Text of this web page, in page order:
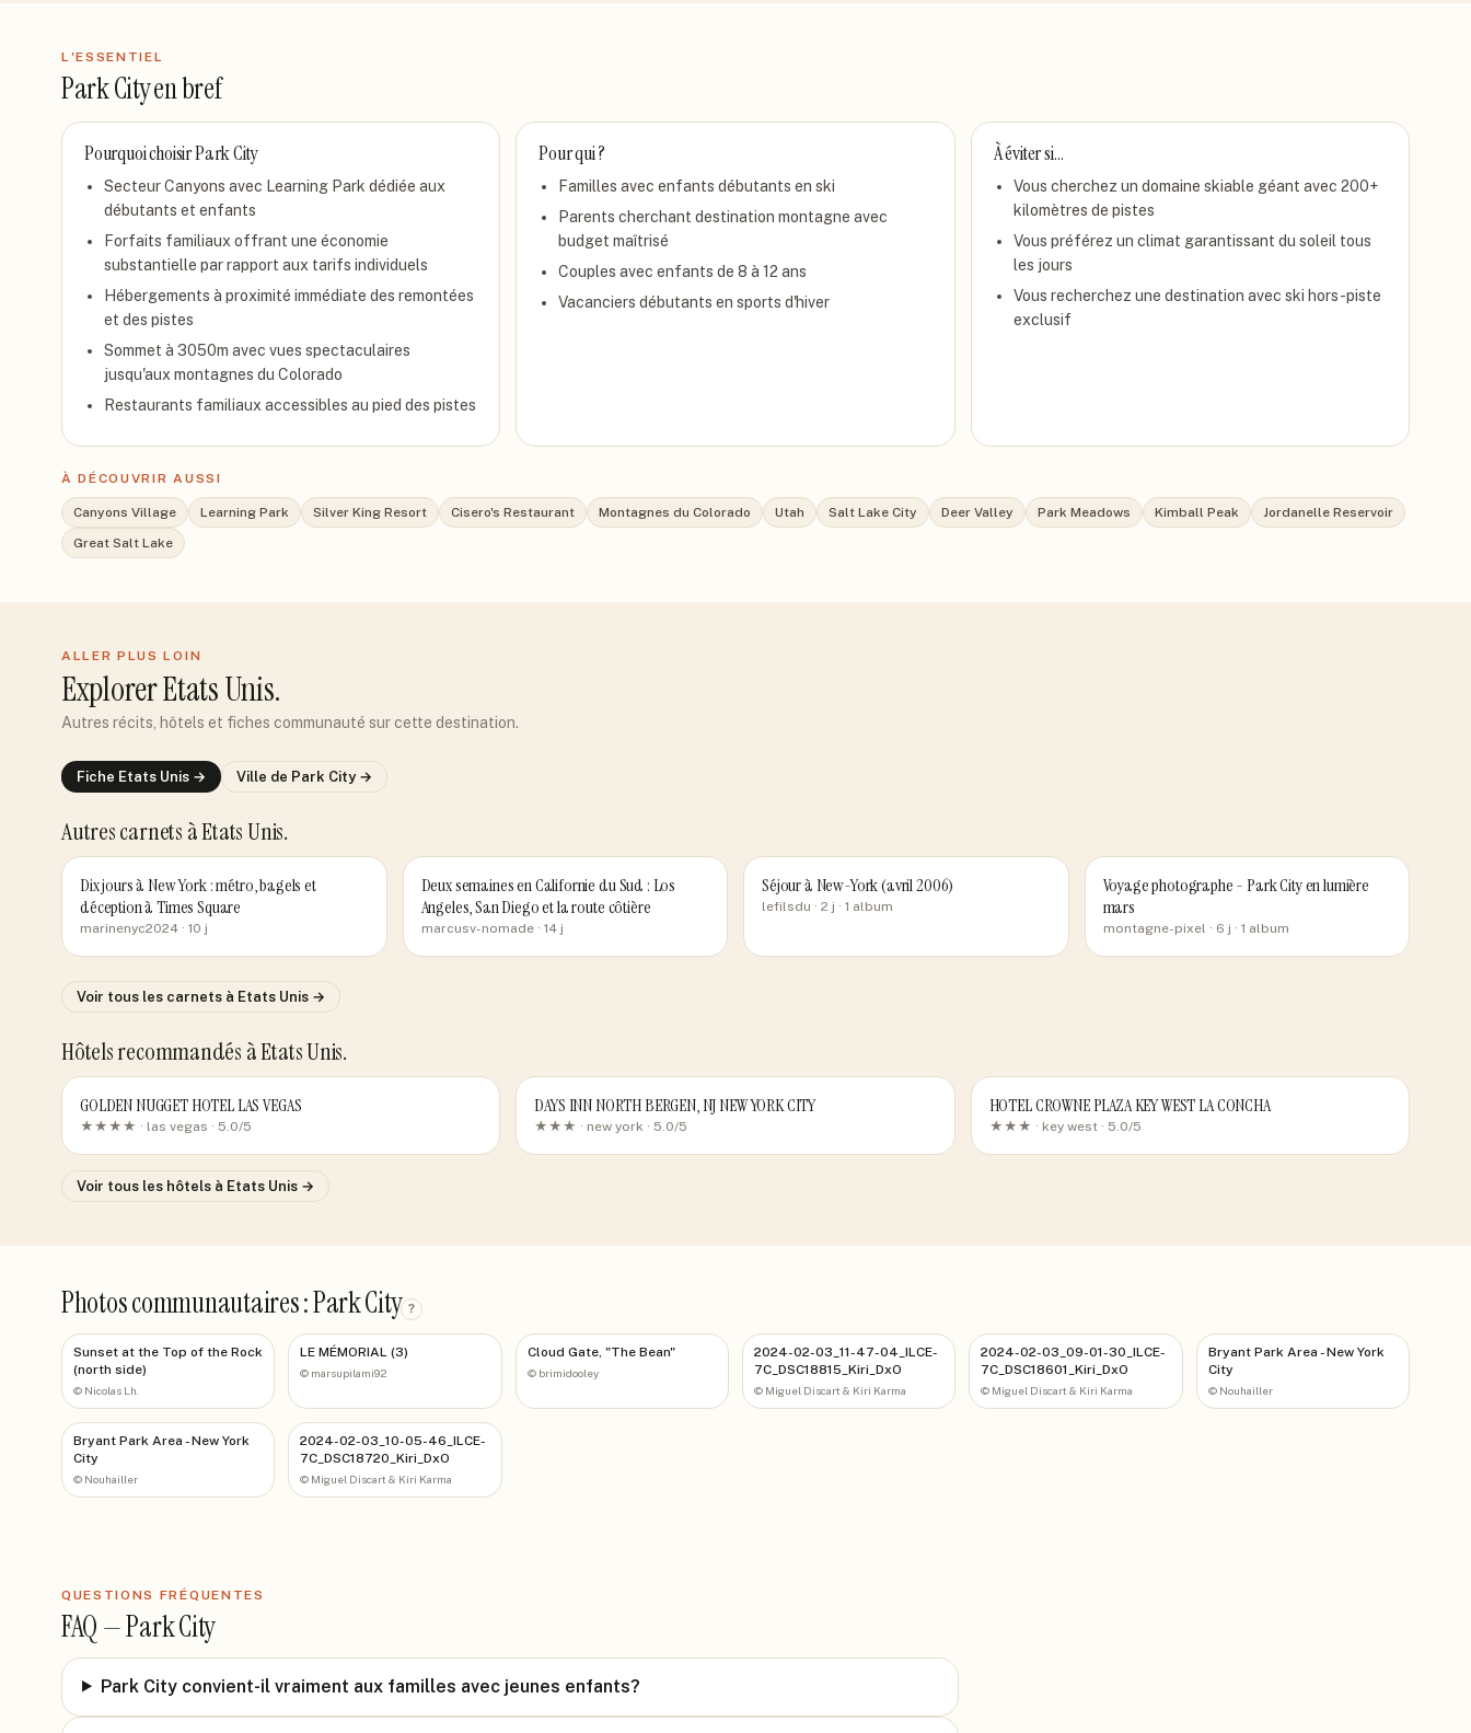
L'ESSENTIEL
Park Cityen bref
Pourquoi choisirPark City
Secteur Canyons avec Learning Park dédiée aux
débutants et enfants
Forfaits familiaux offrant une économie
substantielle par rapport aux tarifs individuels
Hébergements à proximité immédiate des remontées
et des pistes
Sommet à 3050m avec vues spectaculaires
jusqu'aux montagnes du Colorado
Restaurants familiaux accessibles au pied des pistes
Pour qui ?
Familles avec enfants débutants en ski
Parents cherchant destination montagne avec
budget maîtrisé
Couples avec enfants de 8 à 12 ans
Vacanciers débutants en sports d'hiver
À éviter si…
Vous cherchez un domaine skiable géant avec 200+
kilomètres de pistes
Vous préférez un climat garantissant du soleil tous
les jours
Vous recherchez une destination avec ski hors-piste
exclusif
À DÉCOUVRIR AUSSI
Canyons Village Learning Park Silver King Resort Cisero's Restaurant Montagnes du Colorado Utah Salt Lake City Deer Valley Park Meadows Kimball Peak
Jordanelle Reservoir
Great Salt Lake
ALLER PLUS LOIN
ExplorerEtats Unis.
Autres récits, hôtels et fiches communauté sur cette destination.
Fiche Etats Unis → Ville de Park City→
Autres carnets à Etats Unis.
Dix jours à New York : métro, bagels et
déception à Times Square
marinenyc2024 · 10 j
Deux semaines en Californie du Sud : Los
Angeles, San Diego et la route côtière
marcusv-nomade· 14 j
Séjour à New-York (avril 2006)
lefilsdu · 2 j · 1 album
Voyage photographe - Park City en lumière
mars
montagne-pixel · 6 j · 1 album
Voir tous les carnets à Etats Unis →
Hôtels recommandés à Etats Unis.
GOLDEN NUGGET HOTEL LAS VEGAS
★★★★ · las vegas · 5.0/5
DAYS INN NORTH BERGEN, NJ NEW YORK CITY
★★★ · new york · 5.0/5
HOTEL CROWNE PLAZA KEY WEST LA CONCHA
★★★ · key west· 5.0/5
Voir tous les hôtels à Etats Unis →
Photos communautaires : Park City ?
Sunset at the Top of the Rock
(north side)
© Nicolas Lh.
LE MÉMORIAL (3)
© marsupilami92
Cloud Gate, "The Bean"
© brimidooley
2024-02-03_11-47-04_ILCE-
7C_DSC18815_Kiri_DxO
© Miguel Discart & Kiri Karma
2024-02-03_09-01-30_ILCE-
7C_DSC18601_Kiri_DxO
© Miguel Discart & Kiri Karma
Bryant Park Area - New York
City
© Nouhailler
Bryant Park Area - New York
City
© Nouhailler
2024-02-03_10-05-46_ILCE-
7C_DSC18720_Kiri_DxO
© Miguel Discart & Kiri Karma
QUESTIONS FRÉQUENTES
FAQ —Park City
Park City convient-il vraiment aux familles avec jeunes enfants?